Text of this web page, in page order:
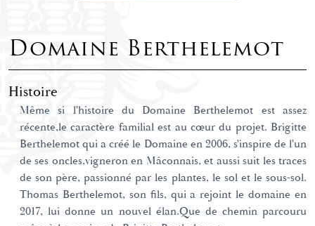
Domaine Berthelemot
Histoire
Même si l'histoire du Domaine Berthelemot est assez
récente,le caractère familial est au cœur du projet. Brigitte
Berthelemot qui a créé le Domaine en 2006, s'inspire de l'un
de ses oncles,vigneron en Mâconnais, et aussi suit les traces
de son père, passionné par les plantes, le sol et le sous-sol.
Thomas Berthelemot, son fils, qui a rejoint le domaine en
2017, lui donne un nouvel élan.Que de chemin parcouru